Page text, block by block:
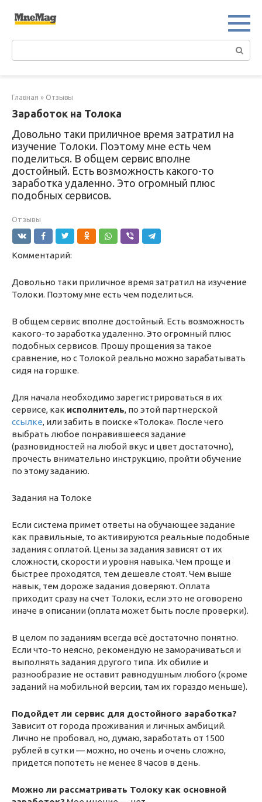
Главная » Отзывы
Заработок на Толока
Довольно таки приличное время затратил на
изучение Толоки. Поэтому мне есть чем
поделиться. В общем сервис вполне
достойный. Есть возможность какого-то
заработка удаленно. Это огромный плюс
подобных сервисов.
Отзывы
Комментарий:
Довольно таки приличное время затратил на изучение
Толоки. Поэтому мне есть чем поделиться.
В общем сервис вполне достойный. Есть возможность
какого-то заработка удаленно. Это огромный плюс
подобных сервисов. Прошу прощения за такое
сравнение, но с Толокой реально можно зарабатывать
сидя на горшке.
Для начала необходимо зарегистрироваться в их
сервисе, как исполнитель, по этой партнерской
ссылке, или забить в поиске «Толока». После чего
выбрать любое понравившееся задание
(разновидностей на любой вкус и цвет достаточно),
прочесть внимательно инструкцию, пройти обучение
по этому заданию.
Задания на Толоке
Если система примет ответы на обучающее задание
как правильные, то активируются реальные подобные
задания с оплатой. Цены за задания зависят от их
сложности, скорости и уровня навыка. Чем проще и
быстрее проходятся, тем дешевле стоят. Чем выше
навык, тем дороже задания доверяют. Оплата
приходит сразу на счет Толоки, если это не оговорено
иначе в описании (оплата может быть после проверки).
В целом по заданиям всегда всё достаточно понятно.
Если что-то неясно, рекомендую не заморачиваться и
выполнять задания другого типа. Их обилие и
разнообразие не оставит равнодушным любого (кроме
заданий на мобильной версии, там их гораздо меньше).
Подойдет ли сервис для достойного заработка?
Зависит от города проживания и личных амбиций.
Лично не пробовал, но, думаю, заработать от 1500
рублей в сутки — можно, но очень и очень сложно,
придется попотеть не менее 8 часов в день.
Можно ли рассматривать Толоку как основной